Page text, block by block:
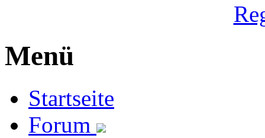
Menü
Startseite
Forum